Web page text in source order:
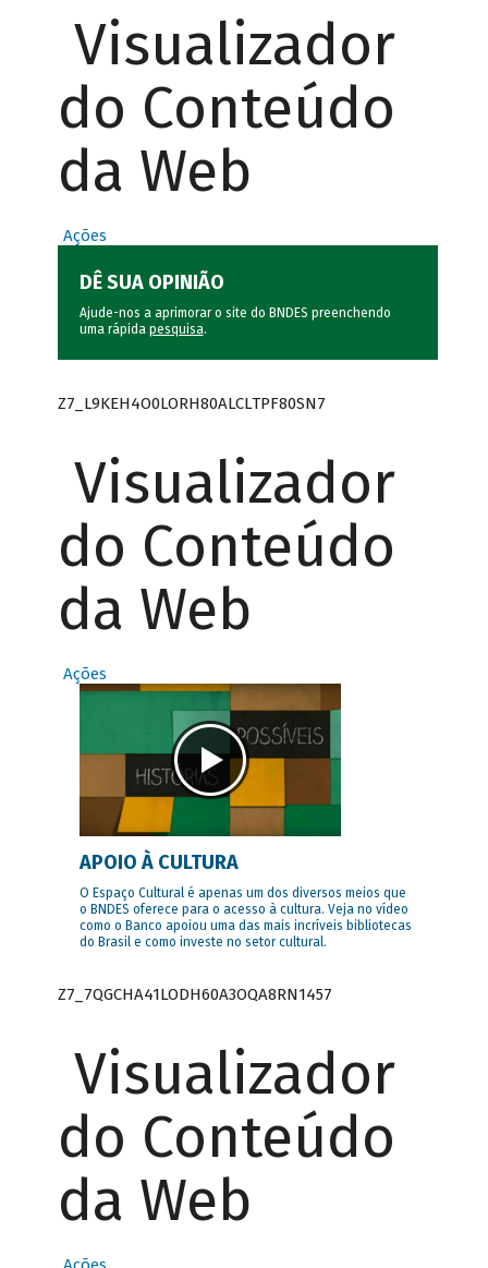
Visualizador
do Conteúdo
da Web
Ações
DÊ SUA OPINIÃO
Ajude-nos a aprimorar o site do BNDES preenchendo
uma rápida pesquisa.
Z7_L9KEH4O0LORH80ALCLTPF80SN7
Visualizador
do Conteúdo
da Web
Ações
APOIO À CULTURA
O Espaço Cultural é apenas um dos diversos meios que
o BNDES oferece para o acesso à cultura. Veja no vídeo
como o Banco apoiou uma das mais incríveis bibliotecas
do Brasil e como investe no setor cultural.
Z7_7QGCHA41LODH60A3OQA8RN1457
Visualizador
do Conteúdo
da Web